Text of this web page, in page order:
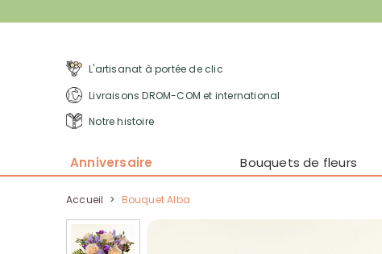
L'artisanat à portée de clic
Livraisons DROM-COM et international
Notre histoire
Anniversaire Bouquets de fleurs
Accueil > Bouquet Alba